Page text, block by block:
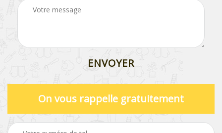
On vous rappelle gratuitement